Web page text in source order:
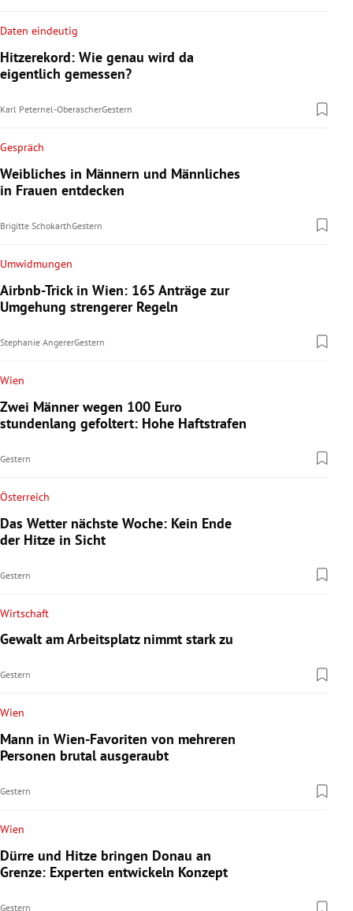
Daten eindeutig
Hitzerekord: Wie genau wird da
eigentlich gemessen?
Karl Peternel-OberascherGestern
Gespräch
Weibliches in Männern und Männliches
in Frauen entdecken
Brigitte SchokarthGestern
Umwidmungen
Airbnb-Trick in Wien: 165 Anträge zur
Umgehung strengerer Regeln
Stephanie AngererGestern
Wien
Zwei Männer wegen 100 Euro
stundenlang gefoltert: Hohe Haftstrafen
Gestern
Österreich
Das Wetter nächste Woche: Kein Ende
der Hitze in Sicht
Gestern
Wirtschaft
Gewalt am Arbeitsplatz nimmt stark zu
Gestern
Wien
Mann in Wien-Favoriten von mehreren
Personen brutal ausgeraubt
Gestern
Wien
Dürre und Hitze bringen Donau an
Grenze: Experten entwickeln Konzept
Gestern